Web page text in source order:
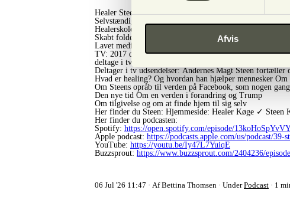
Afvis
Healer Steen Kofoed – din spirituelle healer
Selvstændig virksomhed:
Healerskolen 1988 Bøger: Nærvær, “Paradis tur/retur,
Skabt folderen: “Healing, hvad er det?” (Nu i 5.
Lavet meditationen: “Springvandsmeditation” 2020
TV: 2017 deltage i tv programmerne: Helbrederne 2014
deltage i tv programmerne: Fornemmelse for mord 2001 –
Deltager i tv udsendelser: Åndernes Magt Steen fortæller
Hvad er healing? Og hvordan han hjælper mennesker
Om Steens opråb til verden på Facebook, som nogen
Den nye tid Om en verden i forandring og Trump
Om tilgivelse og om at finde hjem til sig selv
Her finder du Steen: Hjemmeside: Healer Køge ✓ Steen
Her finder du podcasten:
Spotify: https://open.spotify.com/episode/
Apple podcast: https://podcasts.apple.com/us/podcast/
YouTube: https://youtu.be/Iy47L7YuiqE
Buzzsprout: https://www.buzzsprout.com/2404236/
06 Jul '26 11:47 Af Bettina Thomsen UnderPodcast 1